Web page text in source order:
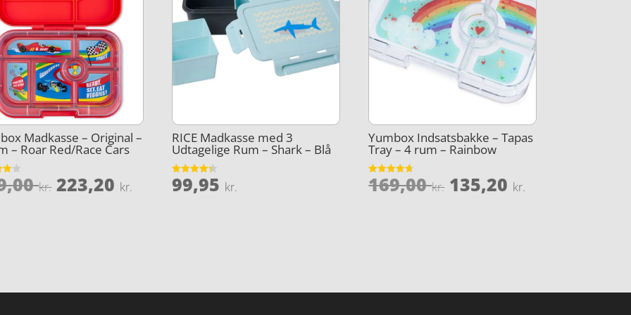
Madkasse – Original –
– Roar Red/Race Cars
kr. Den
oprindelige
223,20 kr.
aktuelle
RICE Madkasse med 3
Udtagelige Rum – Shark – Blå
Vurderet
4.3
99,95 kr.
Yumbox Indsatsbakke – Tapas
Tray – 4 rum – Rainbow
Vurderet
4.7
169,00kr. Den
oprindelige
135,20 kr.